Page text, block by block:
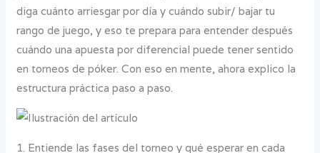
diga cuánto arriesgar por día y cuándo subir/ bajar tu
rango de juego, y eso te prepara para entender después
cuándo una apuesta por diferencial puede tener sentido
en torneos de póker. Con eso en mente, ahora explico la
estructura práctica paso a paso.
1. Entiende las fases del torneo y qué esperar en cada